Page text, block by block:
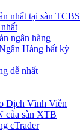
nhất tại sàn TCBS
ngân hàng
Hàng bất kỳ
dễ nhất
Dịch Vĩnh Viễn
của sàn XTB
cTrader